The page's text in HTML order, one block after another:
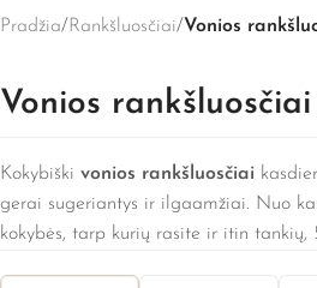
Pradžia/Rankšluosčiai/Vonios
Vonios rankšluosčiai
Kokybiški vonios rankšluosčiai
gerai sugeriantys ir ilgaamžiai. Nuo
kokybės, tarp kurių rasite ir itin